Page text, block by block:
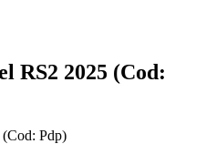
RS2 2025 (Cod:
(Cod: Pdp)